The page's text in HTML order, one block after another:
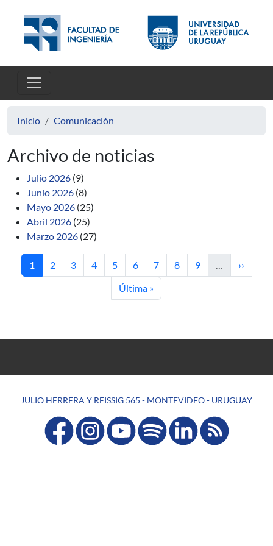
Inicio Comunicación
Archivo de noticias
Julio 2026 (9)
Junio 2026 (8)
Mayo 2026 (25)
Abril 2026 (25)
Marzo 2026 (27)
Página actual
1 Página
2 Página
3 Página
4 Página
5 Página
6 Página
7 Página
8 Página
9 …
››
Última página
Última »
JULIO HERRERA Y REISSIG 565 - MONTEVIDEO - URUGUAY